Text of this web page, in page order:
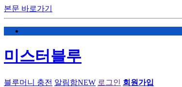
본문 바로가기
미스터블루
블루머니 충전 알림함NEW 로그인 회원가입